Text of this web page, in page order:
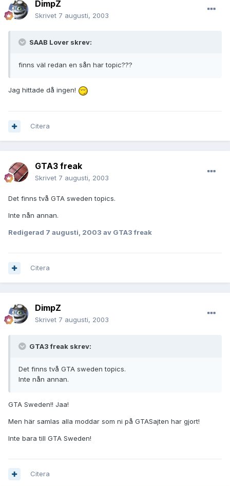
DimpZ
Skrivet 7 augusti, 2003
SAAB Lover skrev:
finns väl redan en sån har topic???
Jag hittade då ingen!
Citera
GTA3 freak
Skrivet 7 augusti, 2003
Det finns två GTA sweden topics.
Inte nån annan.
Redigerad 7 augusti, 2003 av GTA3 freak
Citera
DimpZ
Skrivet 7 augusti, 2003
GTA3 freak skrev:
Det finns två GTA sweden topics.
Inte nån annan.
GTA Sweden!! Jaa!
Men här samlas alla moddar som ni på GTASajten har gjort!
Inte bara till GTA Sweden!
Citera